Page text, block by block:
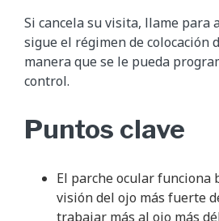
Si cancela su visita, llame para
sigue el régimen de colocación
manera que se le pueda
control.
Puntos clave
El parche ocular funciona
visión del ojo más fuerte
trabajar más al ojo más